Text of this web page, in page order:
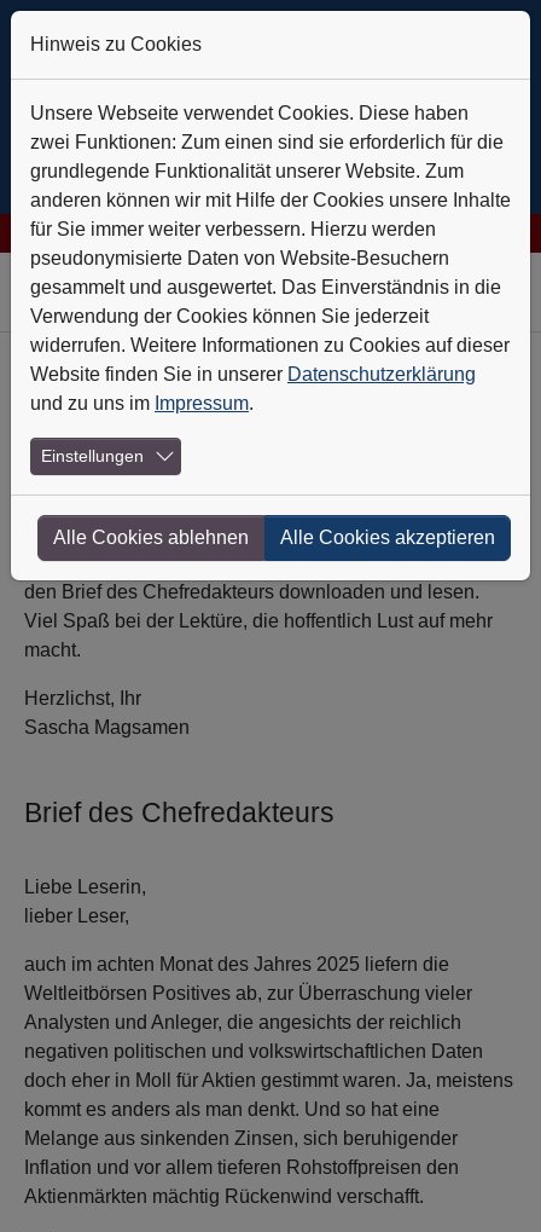
auf Kurs+++Daldrup & Söhne: Geothermie ist der
Skip to main navigation
Skip to main content
Skip to page footer
Jetzt in der Ausgabe Nr. 09/2025 v.
04.09.2025
wie gewohnt, möchten wir Ihnen vorab mit unserem
neuen Nebenwerte-Journal geben. Der Newsletter hält
zwei Extras bereit: Sie können die Titelgeschichte sowie
den Brief des Chefredakteurs downloaden und lesen.
Viel Spaß bei der Lektüre, die hoffentlich Lust auf mehr
macht.
Herzlichst, Ihr
Sascha Magsamen
Brief des Chefredakteurs
Liebe Leserin,
lieber Leser,
auch im achten Monat des Jahres 2025 liefern die
Weltleitbörsen Positives ab, zur Überraschung vieler
Analysten und Anleger, die angesichts der reichlich
negativen politischen und volkswirtschaftlichen Daten
doch eher in Moll für Aktien gestimmt waren. Ja, meistens
kommt es anders als man denkt. Und so hat eine
Melange aus sinkenden Zinsen, sich beruhigender
Inflation und vor allem tieferen Rohstoffpreisen den
Aktienmärkten mächtig Rückenwind verschafft.
Hinweis zu Cookies
Unsere Webseite verwendet Cookies. Diese haben
zwei Funktionen: Zum einen sind sie erforderlich für die
grundlegende Funktionalität unserer Website. Zum
anderen können wir mit Hilfe der Cookies unsere Inhalte
für Sie immer weiter verbessern. Hierzu werden
pseudonymisierte Daten von Website-Besuchern
gesammelt und ausgewertet. Das Einverständnis in die
Verwendung der Cookies können Sie jederzeit
widerrufen. Weitere Informationen zu Cookies auf dieser
Website finden Sie in unserer Datenschutzerklärung
und zu uns im Impressum.
Einstellungen
Alle Cookies ablehnen Alle Cookies akzeptieren